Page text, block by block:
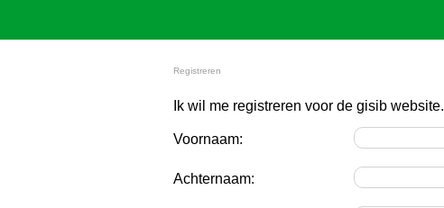
Registreren
Ik wil me registreren voor de gisib website.
Voornaam:
Achternaam: